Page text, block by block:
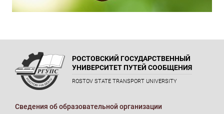
РОСТОВСКИЙ ГОСУДАРСТВЕННЫЙ
УНИВЕРСИТЕТ ПУТЕЙ СООБЩЕНИЯ
ROSTOV STATE TRANSPORT UNIVERSITY
Сведения об образовательной организации